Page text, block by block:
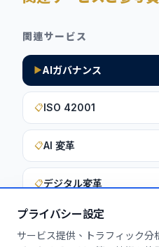
プライバシー設定
サービス提供、トラフィック分
関連サービス
▶AIガバナンス
📋ISO 42001
📋AI 変革
📋デジタル変革